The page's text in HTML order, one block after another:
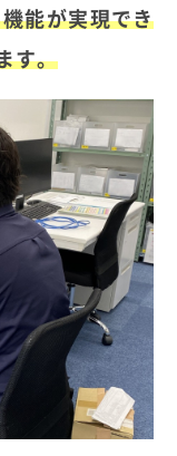
能が実現でき
す。